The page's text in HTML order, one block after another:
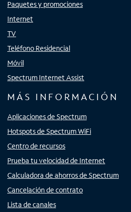
Paquetes y promociones
Internet
TV
Teléfono Residencial
Móvil
Spectrum Internet Assist
MÁS INFORMACIÓN
Aplicaciones de Spectrum
Hotspots de Spectrum WiFi
Centro de recursos
Prueba tu velocidad de Internet
Calculadora de ahorros de Spectrum
Cancelación de contrato
Lista de canales